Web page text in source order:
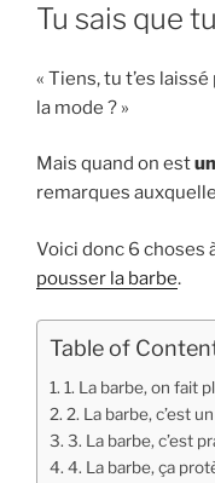
LE
Tu sais que
« Tiens, tu t’es
la mode ? »
Mais quand on est
remarques
Voici donc 6 choses
pousser la barbe.
Table of
1. La barbe, on fait
2. La barbe, c’est
3. La barbe, c’est
4. La barbe, ça